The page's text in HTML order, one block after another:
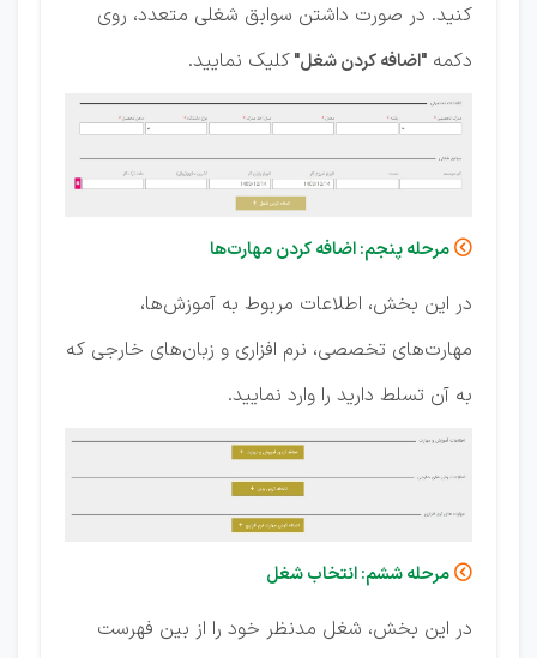
کنید. در صورت داشتن سوابق شغلی متعدد، روی
دکمه "اضافه کردن شغل"کلیک نمایید.
 مرحله پنجم: اضافه کردن مهارت‌ها
در این بخش، اطلاعات مربوط به آموزش‌ها،
مهارت‌های تخصصی، نرم افزاری و زبان‌های خارجی که
به آن تسلط دارید را وارد نمایید.
 مرحله ششم: انتخاب شغل
در این بخش، شغل مدنظر خود را از بین فهرست